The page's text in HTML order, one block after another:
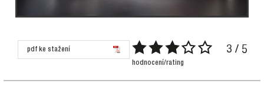
pdf ke stažení 3 / 5
hodnocení/rating